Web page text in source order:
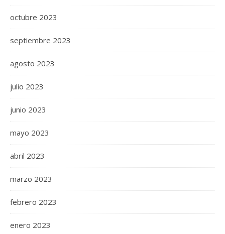
octubre 2023
septiembre 2023
agosto 2023
julio 2023
junio 2023
mayo 2023
abril 2023
marzo 2023
febrero 2023
enero 2023